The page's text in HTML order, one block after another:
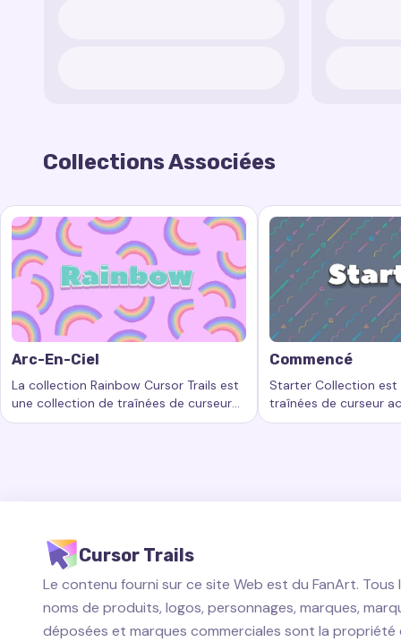
Collections Associées
Arc-En-Ciel
La collection Rainbow Cursor Trails est
une collection de traînées de curseur
passionnantes qui ajoutent un nouveau
Mots-clés :Arc-en-ciel, traînées de curseur
Commencé
Starter Collection
traînées de curseur
ajoutent un nouveau
Mots-clés :
Cursor Trails
Le contenu fourni sur ce site Web est du FanArt. Tous
noms de produits, logos, personnages, marques,
déposées et marques commerciales sont la propriété